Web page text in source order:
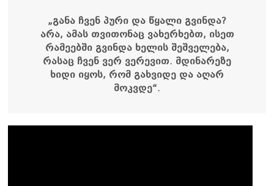
„განა ჩვენ პური და წყალი გვინდა?
არა, ამას თვითონაც ვახერხებთ, ისეთ
რამეებში გვინდა ხელის შეშველება,
რასაც ჩვენ ვერ ვერევით. მდინარეზე
ხიდი იყოს, რომ გახვიდე და აღარ
მოკვდე“.